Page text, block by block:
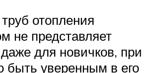
отопления
не представляет
для новичков, при
быть уверенным в его